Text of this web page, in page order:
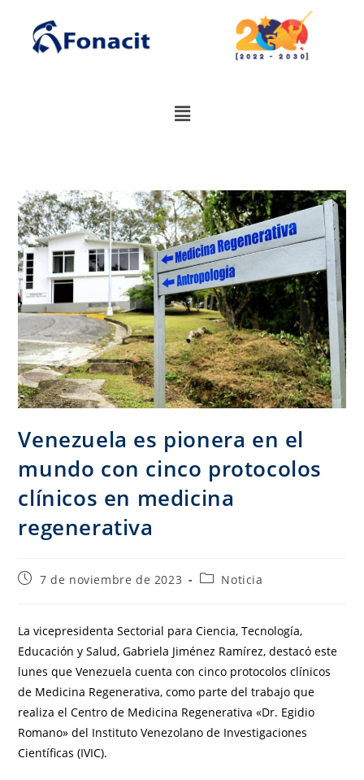
Venezuela es pionera en el
mundo con cinco protocolos
clínicos en medicina
regenerativa
7 de noviembre de 2023 Noticia
La vicepresidenta Sectorial para Ciencia, Tecnología,
Educación y Salud, Gabriela Jiménez Ramírez, destacó este
lunes que Venezuela cuenta con cinco protocolos clínicos
de Medicina Regenerativa, como parte del trabajo que
realiza el Centro de Medicina Regenerativa «Dr. Egidio
Romano» del Instituto Venezolano de Investigaciones
Científicas (IVIC).